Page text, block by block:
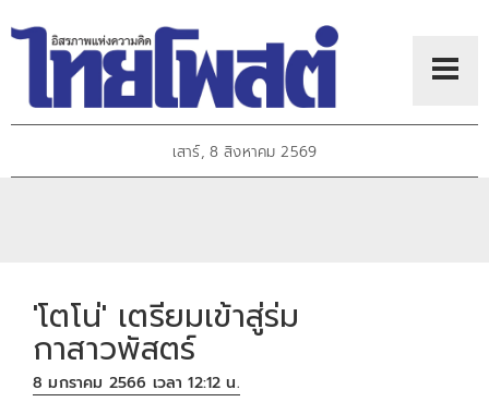
เสาร์, 8 สิงหาคม 2569
'โตโน่' เตรียมเข้าสู่ร่ม
กาสาวพัสตร์
8 มกราคม 2566 เวลา 12:12 น.